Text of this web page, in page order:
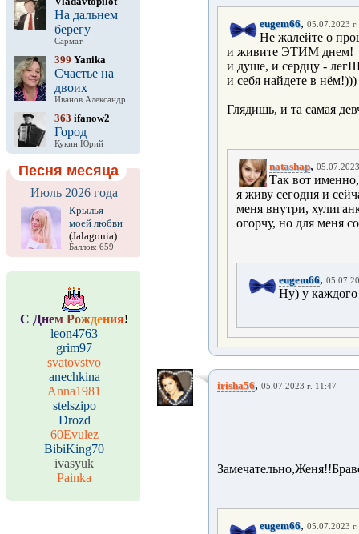
На дальнем
берегу
Сармат
399 Yanika
Счастье на
двоих
Иванов Александр
363 ifanow2
Город
Кукин Юрий
Песня месяца
Июль 2026 года
Крылья
моей любви
(Jalagonia)
Баллов: 659
С Днем Рождения!
leon4763
grim97
svatovstvo
anechkina
Anna1981
stelszipo
Drozd
60Evulez
BibiKing70
ivasyuk
Painka
eugem66, 05.07.2023
Не жалейте о
и живите ЭТИМ днем!
и душе, и сердцу -
и себя найдете в нём!)))
Глядишь, и та самая
natashap,
Так вот
я живу сегодня и
меня внутри,
огорчу, но для меня
eugem66,
Ну) у каждого
irisha56, 05.07.2023 г. 11:47
eugem66, 05.07.2023